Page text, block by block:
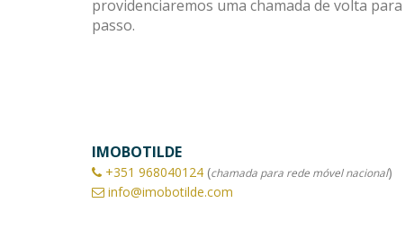
providenciaremos uma chamada de volta
passo.
IMOBOTILDE
+351 968040124 (chamada para rede móvel nacional)
info@imobotilde.com